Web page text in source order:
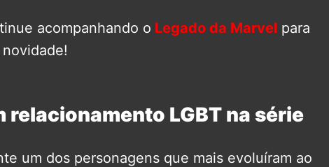
acompanhando o Legado da Marvel para
relacionamento LGBT na série
um dos personagens que mais evoluíram ao